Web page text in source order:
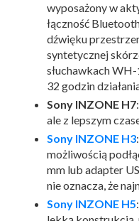
wyposażony w
łączność
dźwięku
syntetycznej
słuchawkach
32 godzin
Sony INZONE H7
ale z lepszym
Sony INZONE H3
możliwością
mm lub adapter
nie oznacza, że
Sony INZONE H5